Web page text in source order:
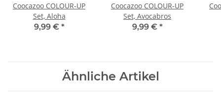
Coocazoo COLOUR-UP
Set, Aloha
9,99 € *
Coocazoo COLOUR-UP
Set, Avocabros
9,99 € *
Ähnliche Artikel